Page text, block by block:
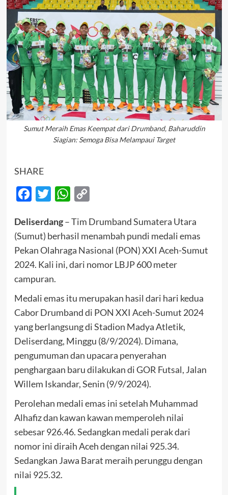
Sumut Meraih Emas Keempat dari Drumband, Baharuddin
Siagian: Semoga Bisa Melampaui Target
SHARE
Facebook
Twitter WhatsApp
Deliserdang– Tim Drumband Sumatera Utara
(Sumut) berhasil menambah pundi medali emas
Pekan Olahraga Nasional (PON) XXI Aceh-Sumut
2024. Kali ini, dari nomor LBJP 600 meter
campuran.
Medali emas itu merupakan hasil dari hari kedua
Cabor Drumband di PON XXI Aceh-Sumut 2024
yang berlangsung di Stadion Madya Atletik,
Deliserdang, Minggu (8/9/2024). Dimana,
pengumuman dan upacara penyerahan
penghargaan baru dilakukan di GOR Futsal, Jalan
Willem Iskandar, Senin (9/9/2024).
Perolehan medali emas ini setelah Muhammad
Alhafiz dan kawan kawan memperoleh nilai
sebesar 926.46. Sedangkan medali perak dari
nomor ini diraih Aceh dengan nilai 925.34.
Sedangkan Jawa Barat meraih perunggu dengan
nilai 925.32.